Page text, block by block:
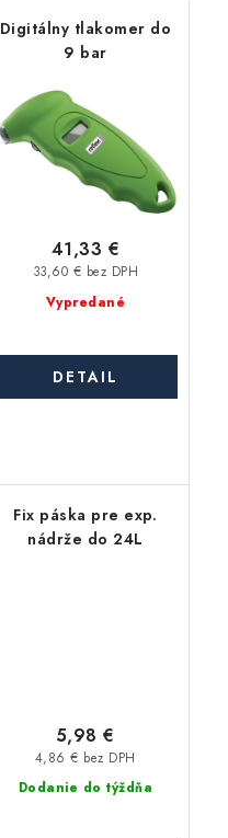
Digitálny tlakomer do
9 bar
Vypredané
33,60 € bez DPH
41,33 €
DETAIL
Fix páska pre exp.
nádrže do 24L
Dodanie do týždňa
4,86 € bez DPH
5,98 €